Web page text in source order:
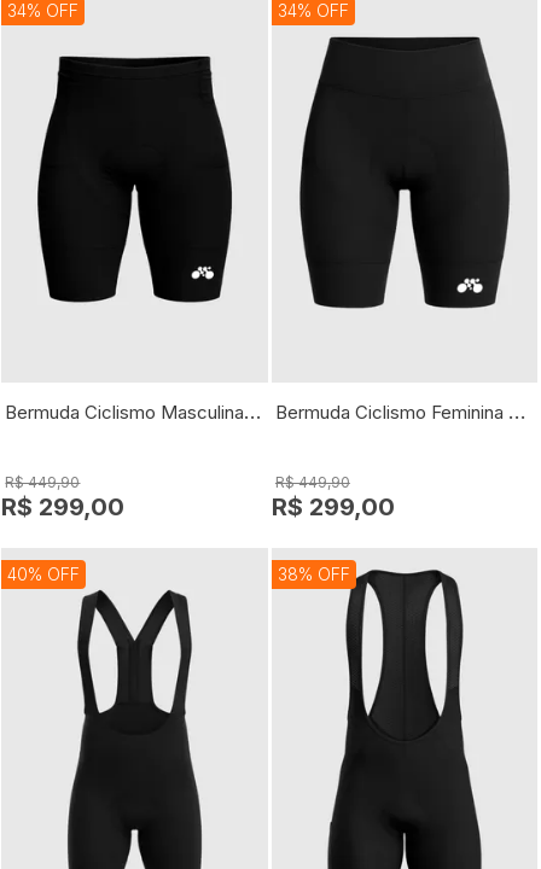
34% OFF
Bermuda Ciclismo Masculina Elite
R$ 449,90
R$ 299,00
34% OFF
Bermuda Ciclismo Feminina Elite
R$ 449,90
R$ 299,00
40% OFF 38% OFF